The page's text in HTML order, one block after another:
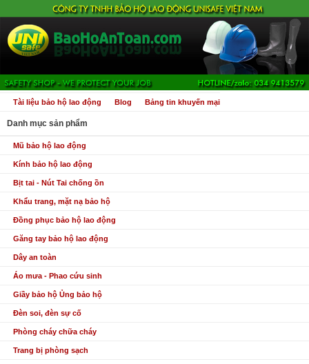
Tài liệu bảo hộ lao động Blog Bảng tin khuyến mại
Danh mục sản phẩm
Mũ bảo hộ lao động
Kính bảo hộ lao động
Bịt tai - Nút Tai chống ồn
Khẩu trang, mặt nạ bảo hộ
Đồng phục bảo hộ lao động
Găng tay bảo hộ lao động
Dây an toàn
Áo mưa - Phao cứu sinh
Giầy bảo hộ Ủng bảo hộ
Đèn soi, đèn sự cố
Phòng cháy chữa cháy
Trang bị phòng sạch